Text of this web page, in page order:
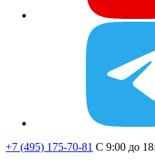
+7 (495) 175-70-81 C 9:00 до